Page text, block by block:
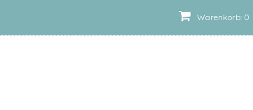
Warenkorb: 0